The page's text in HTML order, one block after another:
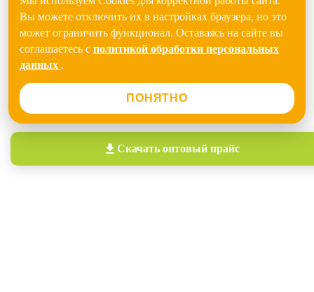
Вы можете отключить их в настройках браузера, но это
может ограничить функционал. Оставаясь на сайте вы
соглашаетесь с политикой обработки персональных
данных .
ПОНЯТНО
Скачать оптовый прайс